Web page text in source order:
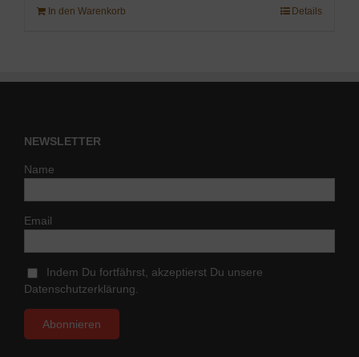
In den Warenkorb Details
NEWSLETTER
Name
Email
Indem Du fortfährst, akzeptierst Du unsere
Datenschutzerklärung.